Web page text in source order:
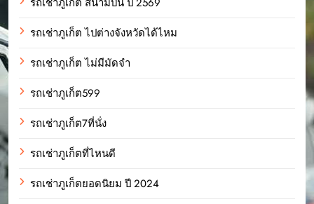
รถเช่าภูเก็ต ไปต่างจังหวัดได้ไหม
รถเช่าภูเก็ต ไม่มีมัดจำ
รถเช่าภูเก็ต599
รถเช่าภูเก็ต7ที่นั่ง
รถเช่าภูเก็ตที่ไหนดี
รถเช่าภูเก็ตยอดนิยม ปี 2024